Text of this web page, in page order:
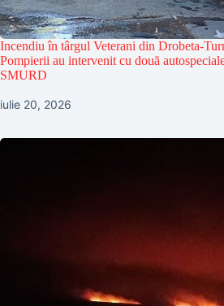
Incendiu în târgul Veterani din Drobeta-
Pompierii au intervenit cu două
SMURD
iulie 20, 2026